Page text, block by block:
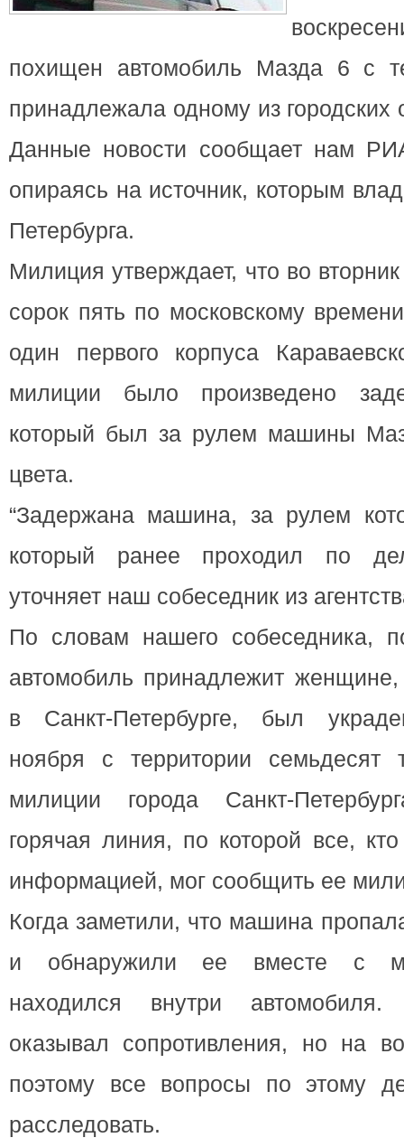
похищен автомобиль Мазда 6 с
принадлежала одному из городских
Данные новости сообщает нам
опираясь на источник, которым
Петербурга.
Милиция утверждает, что во
сорок пять по московскому
один первого корпуса
милиции было произведено
который был за рулем машины
цвета.
“Задержана машина, за рулем
который ранее проходил по
уточняет наш собеседник из
По словам нашего собеседника,
автомобиль принадлежит женщине,
в Санкт-Петербурге, был
ноября с территории семьдесят
милиции города Санкт-
горячая линия, по которой все,
информацией, мог сообщить ее
Когда заметили, что машина
и обнаружили ее вместе с
находился внутри
оказывал сопротивления, но на
поэтому все вопросы по этому
расследовать.